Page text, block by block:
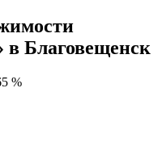
в Благовещенск
%